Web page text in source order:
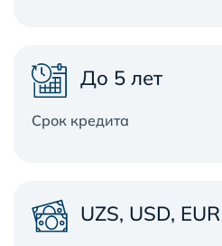
До 5 лет
Срок кредита
UZS, USD, EUR